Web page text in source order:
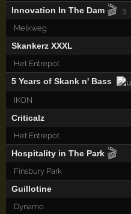
Innovation In The Dam 🎬 3
Melkweg
Skankerz XXXL
Het Entrepot
5 Years of Skank n' Bass
IKON
Criticalz
Het Entrepot
Hospitality in The Park 🎬
Finsbury Park
Guillotine
Dynamo